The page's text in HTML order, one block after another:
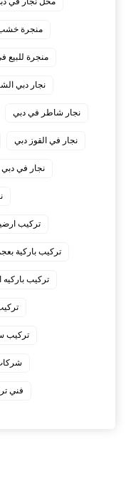
منجرة
منجرة للبيع
نجار دبي
نجار شاطر في دبي
نجار في القوز دبي
نجار في
‏تركيب
‏تركيب باركية
‏تركيب باركيه
‏تركيب
‏فني